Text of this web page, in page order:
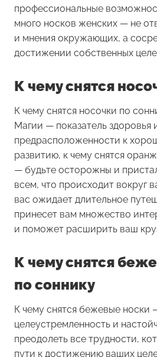
профессиональные
много носков женских — не
и мнения окружающих, а
достижении собственных
К чему снятся
К чему снятся носочки по
Магии — показатель здоровья
предрасположенности к
развитию, к чему снятся
— будьте осторожны и
всем, что происходит вокруг
вас ожидает длительное
принесет вам множество
и поможет расширить ваш
К чему снятся
по соннику
К чему снятся бежевые носки
целеустремленность и
преодолеть все трудности,
пути к достижению ваших